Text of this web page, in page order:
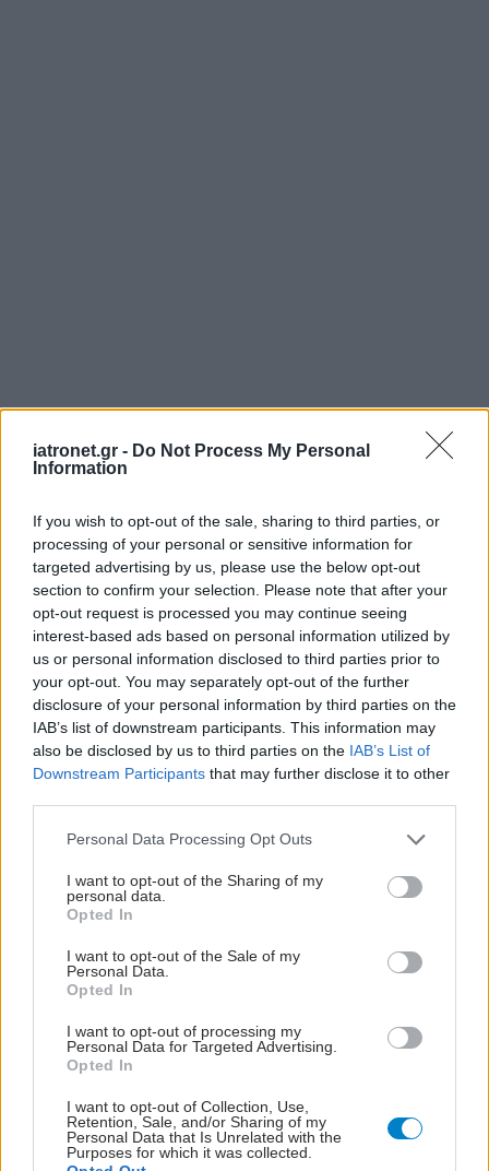
iatronet.gr - Do Not Process My Personal
Information
If you wish to opt-out of the sale, sharing to third parties, or
processing of your personal or sensitive information for
targeted advertising by us, please use the below opt-out
section to confirm your selection. Please note that after your
opt-out request is processed you may continue seeing
interest-based ads based on personal information utilized by
us or personal information disclosed to third parties prior to
your opt-out. You may separately opt-out of the further
disclosure of your personal information by third parties on the
IAB’s list of downstream participants. This information may
also be disclosed by us to third parties on the IAB’s List of
Downstream Participants that may further disclose it to other
Please note that this website/app uses one or more Google
not limited to your visit or usage behaviour. You may click to
grant or deny consent to Google and its third-party tags to
use your data for below specified purposes in below Google
consent section.
Personal Data Processing Opt Outs
I want to opt-out of the Sharing of my
personal data.
Opted In
I want to opt-out of the Sale of my
Personal Data.
Opted In
I want to opt-out of processing my
Personal Data for Targeted Advertising.
Opted In
I want to opt-out of Collection, Use,
Retention, Sale, and/or Sharing of my
Personal Data that Is Unrelated with the
Purposes for which it was collected.